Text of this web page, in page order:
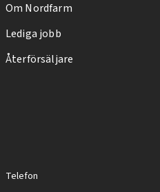
Om Nordfarm
Lediga jobb
Återförsäljare